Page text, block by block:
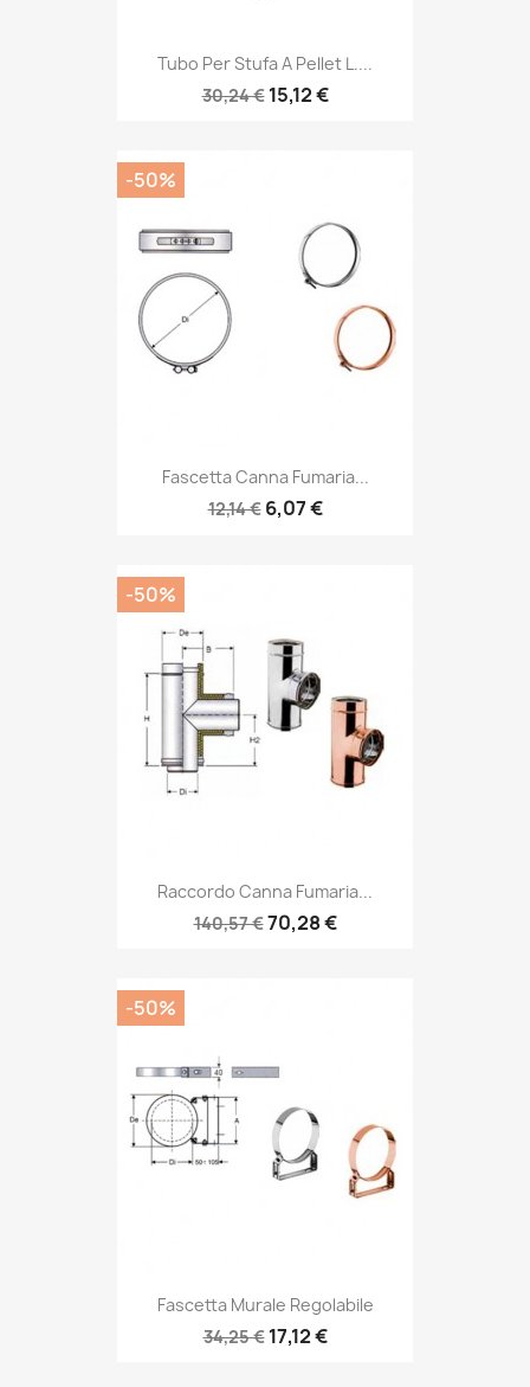
Tubo Per Stufa A Pellet L....
30,24 € 15,12 €
Fascetta Canna Fumaria...
12,14 € 6,07 €
-50%
Raccordo Canna Fumaria...
140,57 €70,28 €
-50%
Fascetta Murale Regolabile
34,25 € 17,12 €
-50%